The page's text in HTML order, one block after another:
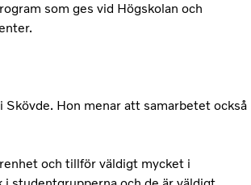
som ges vid Högskolan och
Hon menar att samarbetet också
och tillför väldigt mycket i